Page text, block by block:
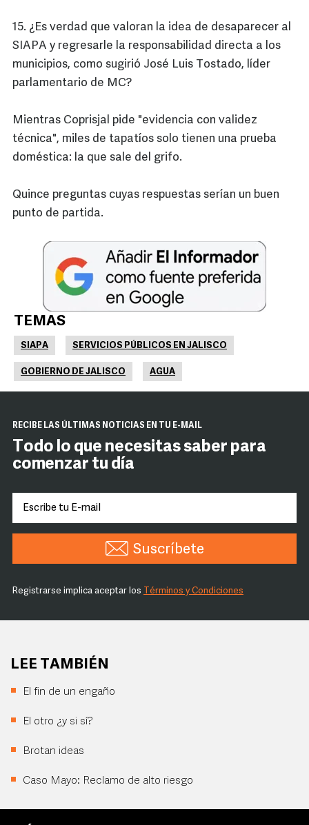
15. ¿Es verdad que valoran la idea de desaparecer al
SIAPA y regresarle la responsabilidad directa a los
municipios, como sugirió José Luis Tostado, líder
parlamentario de MC?
Mientras Coprisjal pide "evidencia con validez
técnica", miles de tapatíos solo tienen una prueba
doméstica: la que sale del grifo.
Quince preguntas cuyas respuestas serían un buen
punto de partida.
TEMAS
SIAPA SERVICIOS PÚBLICOS EN JALISCO
GOBIERNO DE JALISCO AGUA
RECIBE LAS ÚLTIMAS NOTICIAS EN TU E-MAIL
Todo lo que necesitas saber para
comenzar tu día
Suscríbete
Registrarse implica aceptar los Términos y Condiciones
LEE TAMBIÉN
El fin de un engaño
El otro ¿y si sí?
Brotan ideas
Caso Mayo: Reclamo de alto riesgo